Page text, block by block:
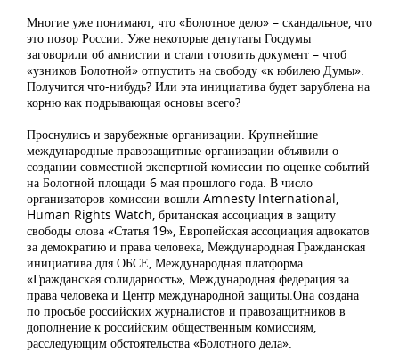
Многие уже понимают, что «Болотное дело» – скандальное, что
это позор России. Уже некоторые депутаты Госдумы
заговорили об амнистии и стали готовить документ – чтоб
«узников Болотной» отпустить на свободу «к юбилею Думы».
Получится что-нибудь? Или эта инициатива будет зарублена на
корню как подрывающая основы всего?
Проснулись и зарубежные организации. Крупнейшие
международные правозащитные организации объявили о
создании совместной экспертной комиссии по оценке событий
на Болотной площади 6 мая прошлого года. В число
организаторов комиссии вошли Amnesty International,
Human Rights Watch, британская ассоциация в защиту
свободы слова «Статья 19», Европейская ассоциация адвокатов
за демократию и права человека, Международная Гражданская
инициатива для ОБСЕ, Международная платформа
«Гражданская солидарность», Международная федерация за
права человека и Центр международной защиты.Она создана
по просьбе российских журналистов и правозащитников в
дополнение к российским общественным комиссиям,
расследующим обстоятельства «Болотного дела».